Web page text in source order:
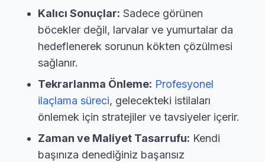
Kalıcı Sonuçlar: Sadece görünen
böcekler değil, larvalar ve yumurtalar da
hedeflenerek sorunun kökten çözülmesi
sağlanır.
Tekrarlanma Önleme: Profesyonel
ilaçlama süreci, gelecekteki istilaları
önlemek için stratejiler ve tavsiyeler içerir.
Zaman ve Maliyet Tasarrufu: Kendi
başınıza denediğiniz başarısız